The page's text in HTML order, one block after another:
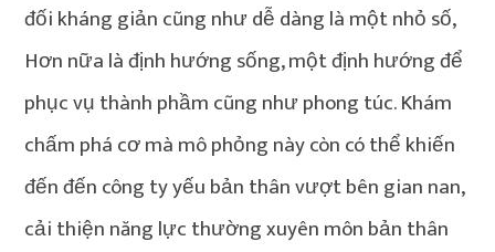
đối kháng giản cũng như dễ dàng là một nhỏ số,
Hơn nữa là định hướng sống, một định hướng để
phục vụ thành phầm cũng như phong túc. Khám
chấm phá cơ mà mô phỏng này còn có thể khiến
đến đến công ty yếu bản thân vượt bên gian nan,
cải thiện năng lực thường xuyên môn bản thân